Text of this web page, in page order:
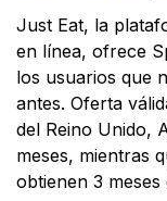
Just Eat, la
en línea, ofrece
los usuarios que
antes. Oferta
del Reino Unido,
meses, mientras
obtienen 3